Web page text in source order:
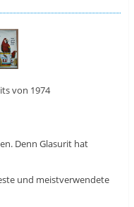
von 1974
Denn Glasurit hat
und meistverwendete